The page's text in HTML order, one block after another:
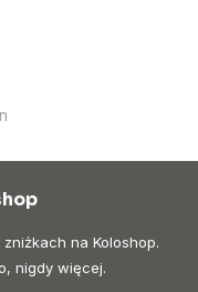
na Koloshop.
nigdy więcej.